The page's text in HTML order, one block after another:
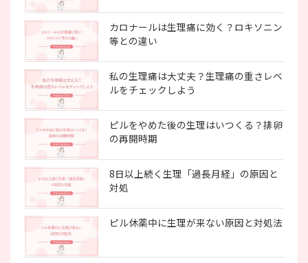
カロナールは生理痛に効く？ロキソニン
等との違い
私の生理痛は大丈夫？生理痛の重さレベ
ルをチェックしよう
ピルをやめた後の生理はいつくる？排卵
の再開時期
8日以上続く生理「過長月経」の原因と
対処
ピル休薬中に生理が来ない原因と対処法